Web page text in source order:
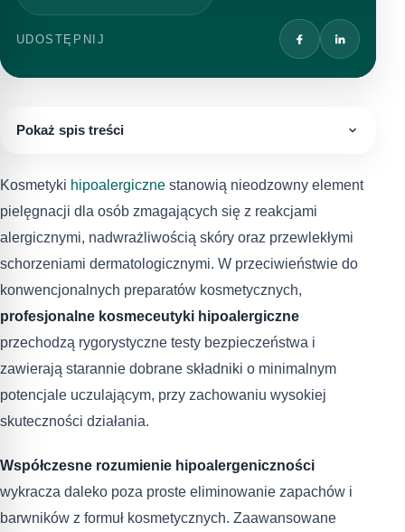
UDOSTĘPNIJ
Pokaż spis treści
Kosmetyki hipoalergiczne stanowią nieodzowny element
pielęgnacji dla osób zmagających się z reakcjami
alergicznymi, nadwrażliwością skóry oraz przewlekłymi
schorzeniami dermatologicznymi. W przeciwieństwie do
konwencjonalnych preparatów kosmetycznych,
profesjonalne kosmeceutyki hipoalergiczne
przechodzą rygorystyczne testy bezpieczeństwa i
zawierają starannie dobrane składniki o minimalnym
potencjale uczulającym, przy zachowaniu wysokiej
skuteczności działania.
Współczesne rozumienie hipoalergeniczności
wykracza daleko poza proste eliminowanie zapachów i
barwników z formuł kosmetycznych. Zaawansowane